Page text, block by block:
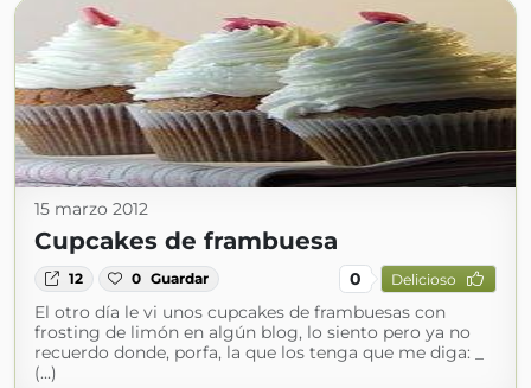
15 marzo 2012
Cupcakes de frambuesa
12 0 Guardar 0 Delicioso
El otro día le vi unos cupcakes de frambuesas con
frosting de limón en algún blog, lo siento pero ya no
recuerdo donde, porfa, la que los tenga que me diga: _
(...)